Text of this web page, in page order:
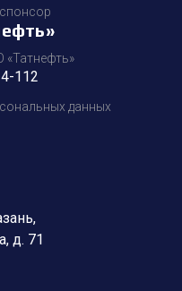
«Татнефть»
112
данных
д. 71